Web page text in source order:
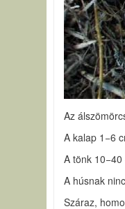
Az
A kalap 1−6
A tönk
A húsnak
Száraz,